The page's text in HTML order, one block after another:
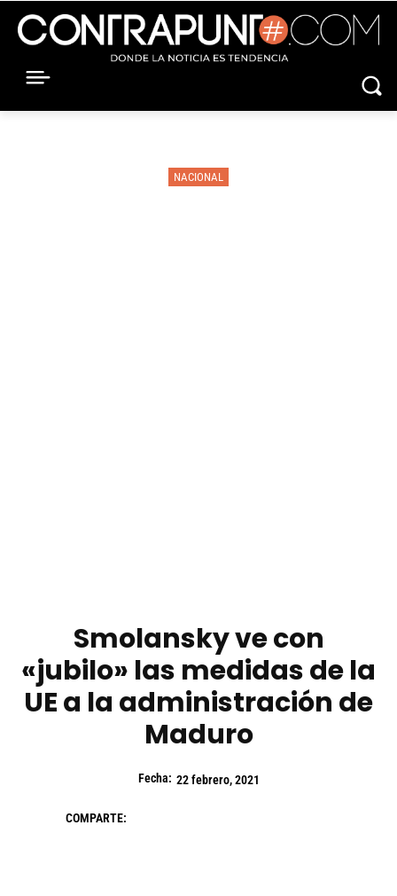
NACIONAL
Smolansky ve con
«jubilo» las medidas de la
UE a la administración de
Maduro
Fecha: 22 febrero, 2021
COMPARTE: